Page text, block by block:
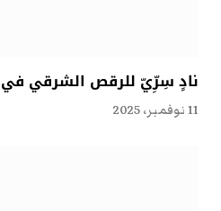
نادٍ سِرِّيّ للرقص الشرقي
11 نوفمبر، 2025